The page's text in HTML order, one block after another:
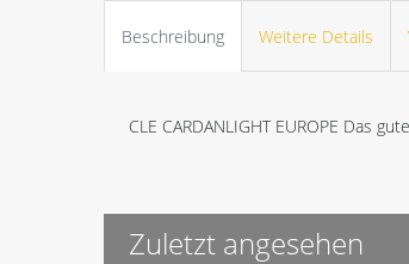
Beschreibung Weitere Details
CLE CARDANLIGHT EUROPE Das
Zuletzt angesehen